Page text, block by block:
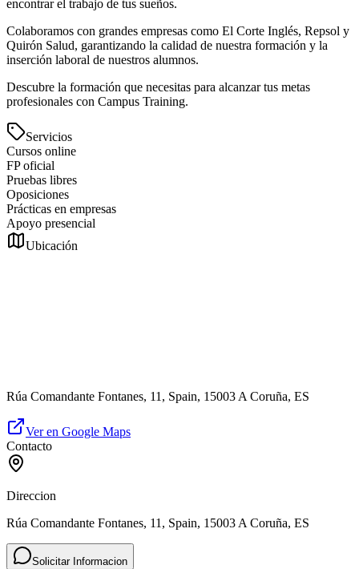
encontrar el trabajo de tus sueños.
Colaboramos con grandes empresas como El Corte Inglés, Repsol y
Quirón Salud, garantizando la calidad de nuestra formación y la
inserción laboral de nuestros alumnos.
Descubre la formación que necesitas para alcanzar tus metas
profesionales con Campus Training.
Servicios
Cursos online
FP oficial
Pruebas libres
Oposiciones
Prácticas en empresas
Apoyo presencial
Ubicación
Rúa Comandante Fontanes, 11, Spain, 15003 A Coruña, ES
Ver en Google Maps
Contacto
Direccion
Rúa Comandante Fontanes, 11, Spain, 15003 A Coruña, ES
Solicitar Informacion